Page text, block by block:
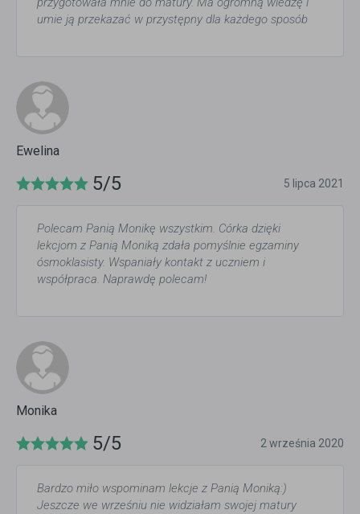
umie ją przekazać w przystępny dla każdego sposób
Ewelina
5/5 5 lipca 2021
Polecam Panią Monikę wszystkim. Córka dzięki
lekcjom z Panią Moniką zdała pomyślnie egzaminy
ósmoklasisty. Wspaniały kontakt z uczniem i
współpraca. Naprawdę polecam!
Monika
5/5 2 września 2020
Bardzo miło wspominam lekcje z Panią Moniką:)
Jeszcze we wrześniu nie widziałam swojej matury